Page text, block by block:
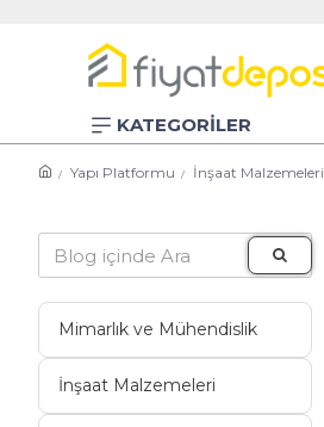
KATEGORİLER
Yapı Platformu İnşaat Malzemeleri
Mimarlık ve Mühendislik
İnşaat Malzemeleri